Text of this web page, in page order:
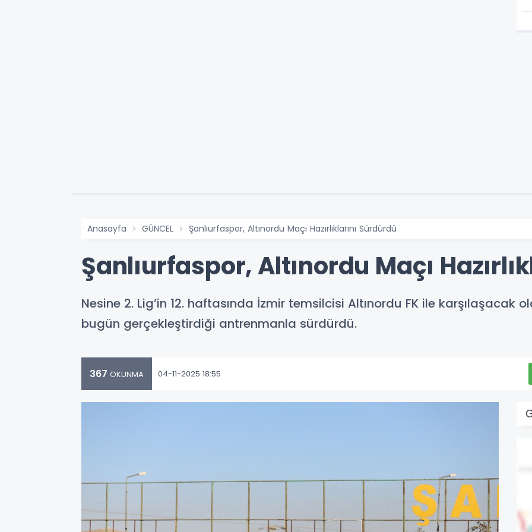
Anasayfa GÜNCEL Şanlıurfaspor, Altınordu Maçı Hazırlıklarını Sürdürdü
Şanlıurfaspor, Altınordu Maçı
Nesine 2. Lig’in 12. haftasında İzmir temsilcisi Altınordu FK ile karşılaşacak
bugün gerçekleştirdiği antrenmanla sürdürdü.
367 OKUNMA 04-11-2025 18:55